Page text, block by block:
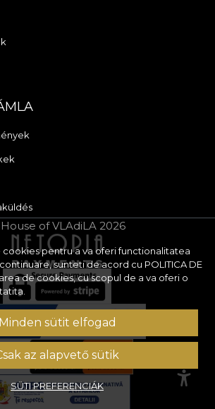
cookies pentru a va oferi functionalitatea
sunteti de acord cu POLITICA DE
de cookies, cu scopul de a va oferi o
Minden sütit elfogad
az alapvető sütik
SÜTI PREFERENCIÁK
of VLAdiLA 2026